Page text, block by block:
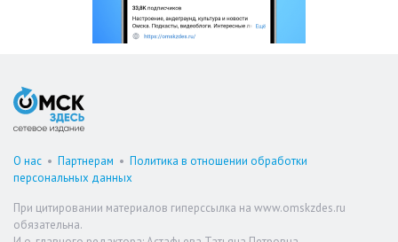
О нас • Партнерам • Политика в отношении обработки
персональных данных
При цитировании материалов гиперссылка на www.omskzdes.ru
обязательна.